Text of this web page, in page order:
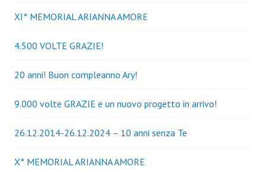
XI° MEMORIAL ARIANNA AMORE
4.500 VOLTE GRAZIE!
20 anni! Buon compleanno Ary!
9.000 volte GRAZIE e un nuovo progetto in arrivo!
26.12.2014-26.12.2024 – 10 anni senza Te
X° MEMORIAL ARIANNA AMORE